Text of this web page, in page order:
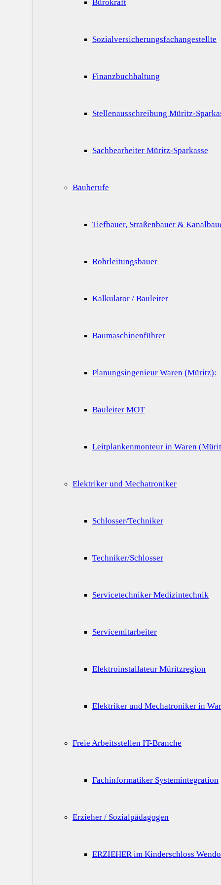
Bürokraft
Sozialversicherungsfachangestellte
Finanzbuchhaltung
Stellenausschreibung Müritz-
Sachbearbeiter Müritz-Sparkasse
Bauberufe
Tiefbauer, Straßenbauer &
Rohrleitungsbauer
Kalkulator / Bauleiter
Baumaschinenführer
Planungsingenieur Waren (Müritz):
Bauleiter MOT
Leitplankenmonteur in Waren
Elektriker und Mechatroniker
Schlosser/Techniker
Techniker/Schlosser
Servicetechniker Medizintechnik
Servicemitarbeiter
Elektroinstallateur Müritzregion
Elektriker und Mechatroniker in
Freie Arbeitsstellen IT-Branche
Fachinformatiker Systemintegration
Erzieher / Sozialpädagogen
ERZIEHER im Kinderschloss